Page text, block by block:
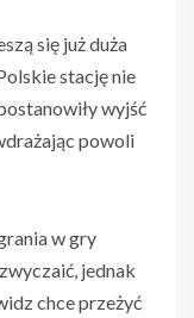
się już duża
stację nie
wyjść
powoli
w gry
jednak
chce przeżyć